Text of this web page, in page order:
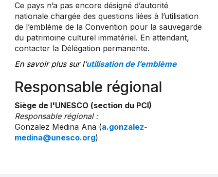
Ce pays n’a pas encore désigné d’autorité
nationale chargée des questions liées à l’utilisation
de l’emblème de la Convention pour la sauvegarde
du patrimoine culturel immatériel. En attendant,
contacter la Délégation permanente.
En savoir plus sur l’utilisation de l’emblème
Responsable régional
Siège de l'UNESCO (section du PCI)
Responsable régional :
Gonzalez Medina Ana (a.gonzalez-
medina@unesco.org)